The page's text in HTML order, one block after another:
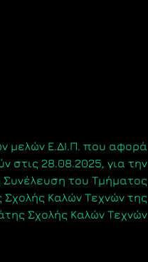
μελών Ε.ΔΙ.Π. που αφορά
στις 28.08.2025, για την
του Τμήματος
Σχολής Καλών Τεχνών της
Σχολής Καλών Τεχνών